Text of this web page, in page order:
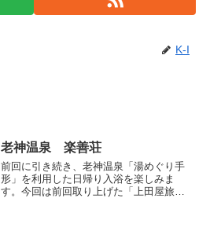
K-I
老神温泉 楽善荘
前回に引き続き、老神温泉「湯めぐり手
形」を利用した日帰り入浴を楽しみま
す。今回は前回取り上げた「上田屋旅